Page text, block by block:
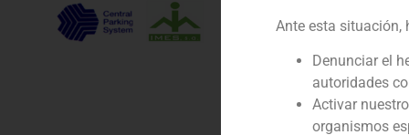
Servicio / Sector
Descripción
Ante esta situación,
Denunciar el
autoridades
Activar
organismos